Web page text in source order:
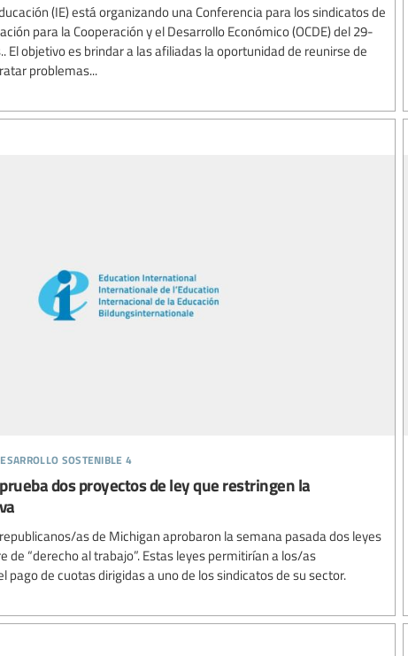
(IE) está organizando una Conferencia para los sindicatos de
para la Cooperación y el Desarrollo Económico (OCDE) del 29-
El objetivo es brindar a las afiliadas la oportunidad de reunirse de
problemas...
sostenible 4
dos proyectos de ley que restringen la
as de Michigan aprobaron la semana pasada dos leyes
de “derecho al trabajo”. Estas leyes permitirían a los/as
pago de cuotas dirigidas a uno de los sindicatos de su sector.